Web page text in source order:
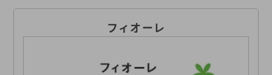
フィオーレ